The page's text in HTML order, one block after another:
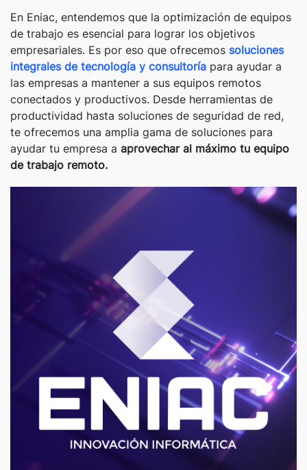
En Eniac, entendemos que la optimización de equipos
de trabajo es esencial para lograr los objetivos
empresariales. Es por eso que ofrecemos soluciones
integrales de tecnología y consultoría para ayudar a
las empresas a mantener a sus equipos remotos
conectados y productivos. Desde herramientas de
productividad hasta soluciones de seguridad de red,
te ofrecemos una amplia gama de soluciones para
ayudar tu empresa a aprovechar al máximo tu equipo
de trabajo remoto.